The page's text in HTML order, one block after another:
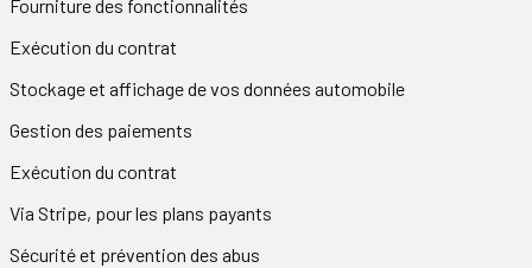
Fourniture des fonctionnalités
Exécution du contrat
Stockage et affichage de vos données automobile
Gestion des paiements
Exécution du contrat
Via Stripe, pour les plans payants
Sécurité et prévention des abus